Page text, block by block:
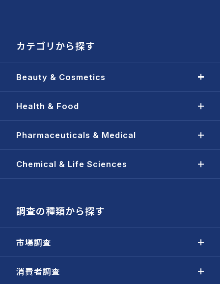
カテゴリから探す
Beauty & Cosmetics
Health & Food
Pharmaceuticals & Medical
Chemical & Life Sciences
調査の種類から探す
市場調査
消費者調査